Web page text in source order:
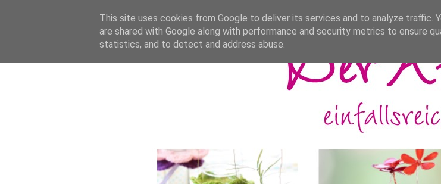
This site uses cookies from Google to deliver its services and to analyze traffic.
are shared with Google along with performance and security metrics to ensure
statistics, and to detect and address abuse.